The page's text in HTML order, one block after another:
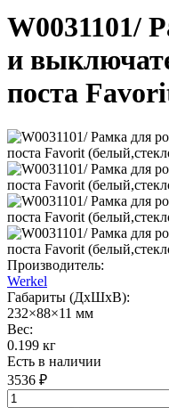
W0031101/
и
поста
Производитель:
Werkel
Габариты (ДхШхВ):
232×88×11 мм
Вес:
0.199 кг
Есть в наличии
3536 ₽